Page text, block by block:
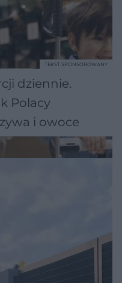
dziennie.
Polacy
i owoce
TEKST SPONSOROWANY